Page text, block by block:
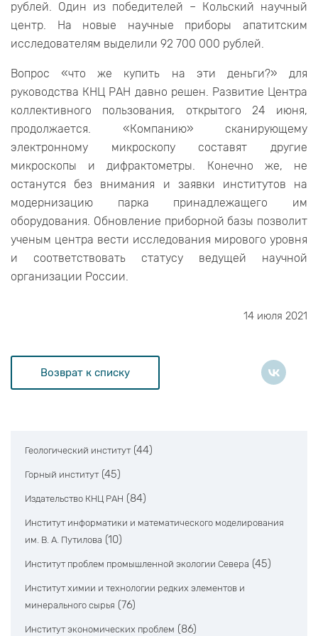
рублей. Один из победителей – Кольский научный
центр. На новые научные приборы апатитским
исследователям выделили 92 700 000 рублей.
Вопрос «что же купить на эти деньги?» для
руководства КНЦ РАН давно решен. Развитие Центра
коллективного пользования, открытого 24 июня,
продолжается. «Компанию» сканирующему
электронному микроскопу составят другие
микроскопы и дифрактометры. Конечно же, не
останутся без внимания и заявки институтов на
модернизацию парка принадлежащего им
оборудования. Обновление приборной базы позволит
ученым центра вести исследования мирового уровня
и соответствовать статусу ведущей научной
организации России.
14 июля 2021
Возврат к списку
Геологический институт (44)
Горный институт (45)
Издательство КНЦ РАН (84)
Институт информатики и математического моделирования
им. В. А. Путилова (10)
Институт проблем промышленной экологии Севера (45)
Институт химии и технологии редких элементов и
минерального сырья (76)
Институт экономических проблем (86)